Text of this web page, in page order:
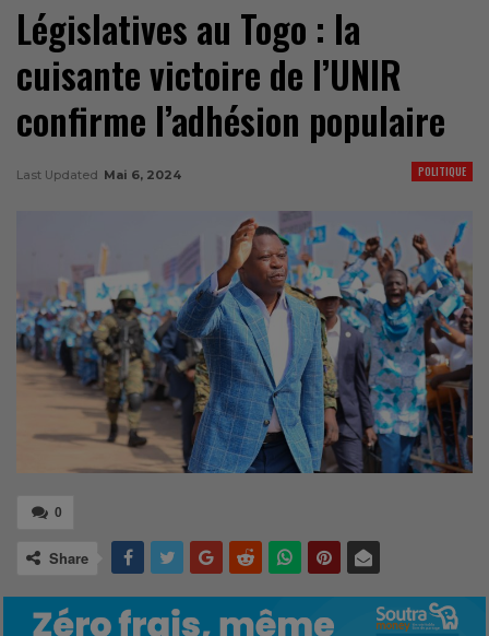
Législatives au Togo : la
cuisante victoire de l’UNIR
confirme l’adhésion populaire
POLITIQUE
Last Updated Mai 6, 2024
0
Share